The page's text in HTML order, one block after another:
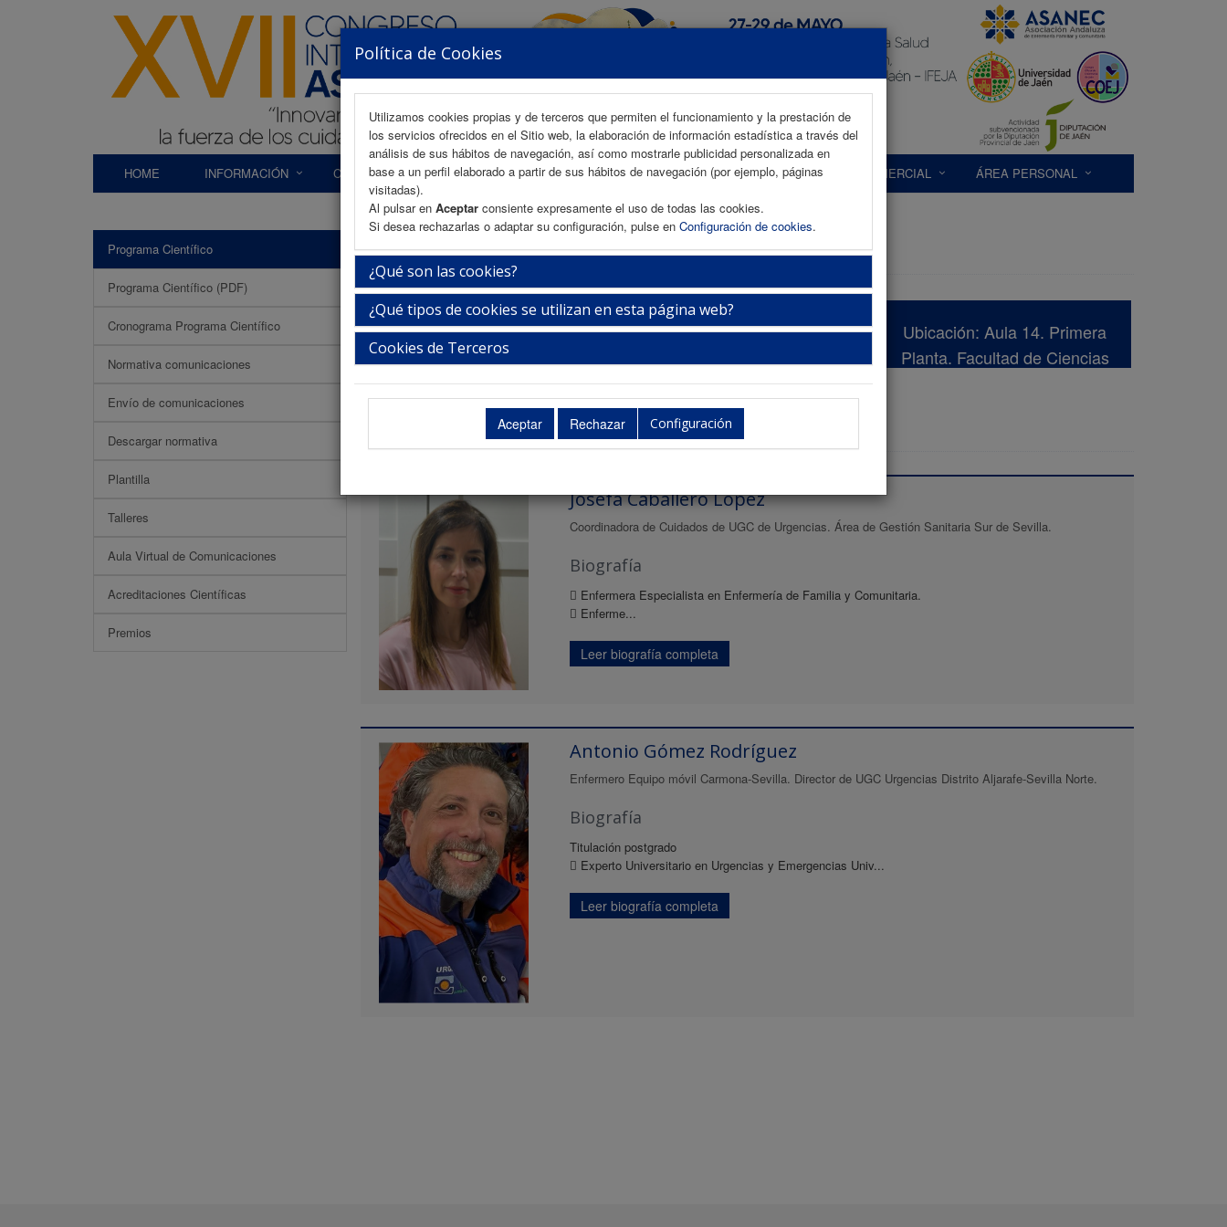
Política de Cookies
Utilizamos cookies propias y de terceros que permiten el funcionamiento y la prestación de
los servicios ofrecidos en el Sitio web, la elaboración de información estadística a través del
análisis de sus hábitos de navegación, así como mostrarle publicidad personalizada en
base a un perfil elaborado a partir de sus hábitos de navegación (por ejemplo, páginas
visitadas).
Al pulsar en Aceptar consiente expresamente el uso de todas las cookies.
Si desea rechazarlas o adaptar su configuración, pulse en Configuración de cookies.
¿Qué son las cookies?
¿Qué tipos de cookies se utilizan en esta página web?
Cookies de Terceros
Configuración
HOME INFORMACIÓN COMITÉS AREA CIENTÍFICA INSCRIPCIÓN ALOJAMIENTO EXP. COMERCIAL ÁREA PERSONAL
Programa Científico
Programa Científico (PDF)
Cronograma Programa Científico
Normativa comunicaciones
Envío de comunicaciones
Descargar normativa
Plantilla
Talleres
Aula Virtual de Comunicaciones
Acreditaciones Científicas
Premios
URM en reacción alérgica y anafilaxia.
Miércoles 27 de mayo 18:30-20:00h.
Ubicación: Aula 14. Primera
Planta. Facultad de Ciencias
Josefa Caballero López
Coordinadora de Cuidados de UGC de Urgencias. Área de Gestión Sanitaria Sur de Sevilla.
Biografía
 Enfermera Especialista en Enfermería de Familia y Comunitaria.
 Enferme...
Leer biografía completa
Antonio Gómez Rodríguez
Enfermero Equipo móvil Carmona-Sevilla. Director de UGC Urgencias Distrito Aljarafe-Sevilla Norte.
Biografía
Titulación postgrado
 Experto Universitario en Urgencias y Emergencias Univ...
Leer biografía completa